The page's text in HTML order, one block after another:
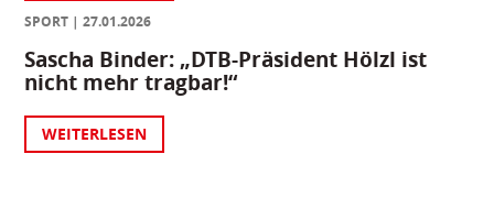
SPORT
27.01.2026
Sascha Binder: „DTB-Präsident Hölzl ist
nicht mehr tragbar!“
WEITERLESEN